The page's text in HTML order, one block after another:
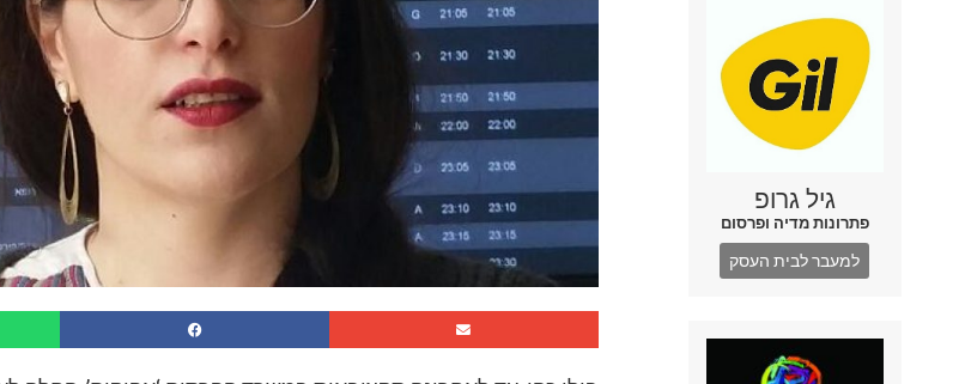
גיל גרופ
פתרונות מדיה ופרסום
למעבר לבית העסק